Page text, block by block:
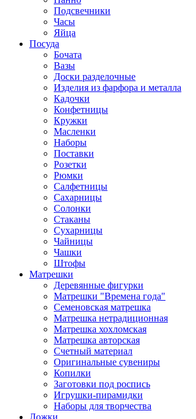
Подсвечники
Часы
Яйца
Посуда
Бочата
Вазы
Доски разделочные
Изделия из фарфора и металла
Кадочки
Конфетницы
Кружки
Масленки
Наборы
Поставки
Розетки
Рюмки
Салфетницы
Сахарницы
Солонки
Стаканы
Сухарницы
Чайницы
Чашки
Штофы
Матрешки
Деревянные фигурки
Матрешки "Времена года"
Семеновская матрешка
Матрешка нетрадиционная
Матрешка хохломская
Матрешка авторская
Счетный материал
Оригинальные сувениры
Копилки
Заготовки под роспись
Игрушки-пирамидки
Наборы для творчества
Ложки